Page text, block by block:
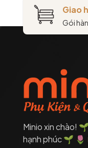
Giao
Gói
Minio xin chào!
hạnh phúc 🌱 🌷